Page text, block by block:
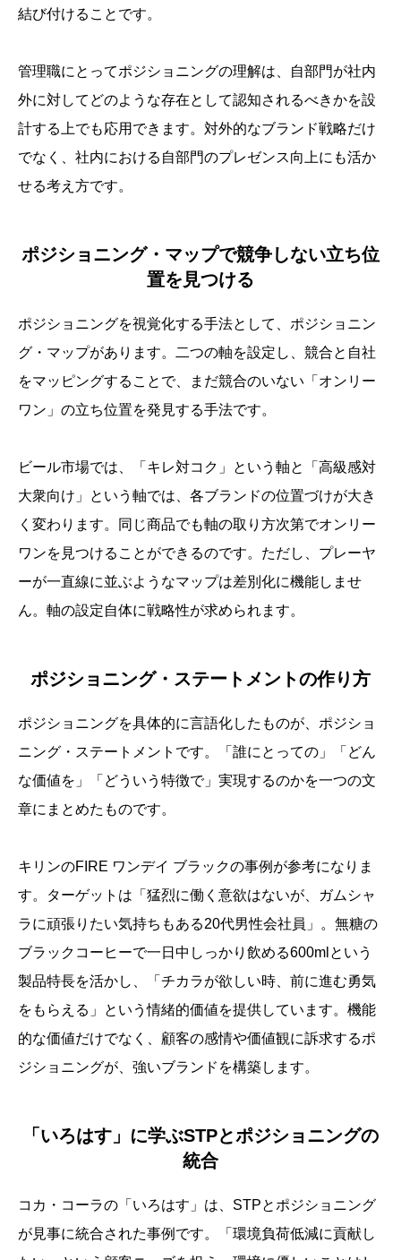
結び付けることです。
管理職にとってポジショニングの理解は、自部門が社内
外に対してどのような存在として認知されるべきかを設
計する上でも応用できます。対外的なブランド戦略だけ
でなく、社内における自部門のプレゼンス向上にも活か
せる考え方です。
ポジショニング・マップで競争しない立ち位
置を見つける
ポジショニングを視覚化する手法として、ポジショニン
グ・マップがあります。二つの軸を設定し、競合と自社
をマッピングすることで、まだ競合のいない「オンリー
ワン」の立ち位置を発見する手法です。
ビール市場では、「キレ対コク」という軸と「高級感対
大衆向け」という軸では、各ブランドの位置づけが大き
く変わります。同じ商品でも軸の取り方次第でオンリー
ワンを見つけることができるのです。ただし、プレーヤ
ーが一直線に並ぶようなマップは差別化に機能しませ
ん。軸の設定自体に戦略性が求められます。
ポジショニング・ステートメントの作り方
ポジショニングを具体的に言語化したものが、ポジショ
ニング・ステートメントです。「誰にとっての」「どん
な価値を」「どういう特徴で」実現するのかを一つの文
章にまとめたものです。
キリンのFIRE ワンデイ ブラックの事例が参考になりま
す。ターゲットは「猛烈に働く意欲はないが、ガムシャ
ラに頑張りたい気持ちもある20代男性会社員」。無糖の
ブラックコーヒーで一日中しっかり飲める600mlという
製品特長を活かし、「チカラが欲しい時、前に進む勇気
をもらえる」という情緒的価値を提供しています。機能
的な価値だけでなく、顧客の感情や価値観に訴求するポ
ジショニングが、強いブランドを構築します。
「いろはす」に学ぶSTPとポジショニングの
統合
コカ・コーラの「いろはす」は、STPとポジショニング
が見事に統合された事例です。「環境負荷低減に貢献し